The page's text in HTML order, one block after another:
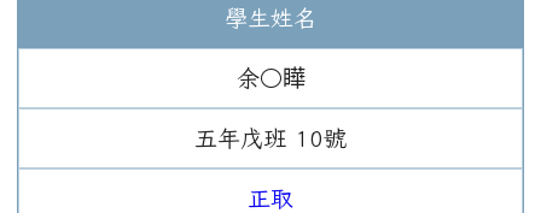
學生姓名
余○瞱
五年 戊班 10號
正取